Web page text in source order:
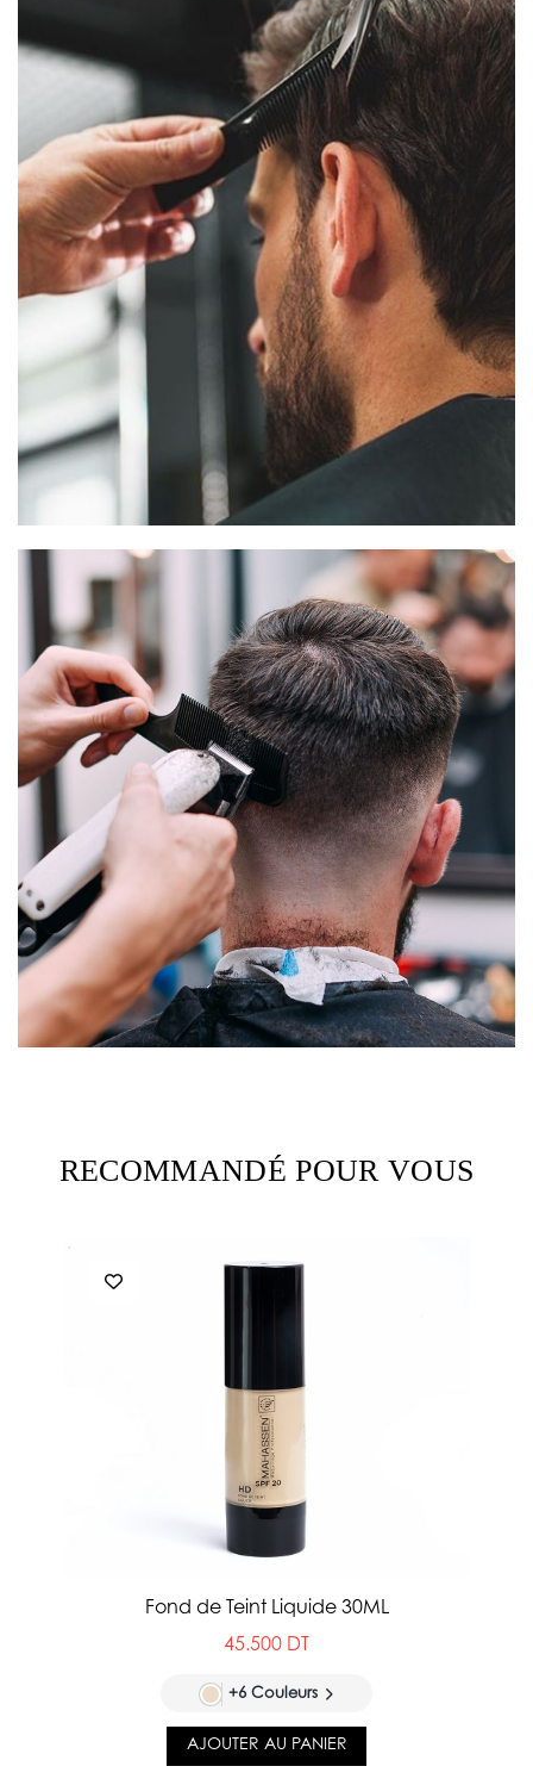
RECOMMANDÉ POUR VOUS
Fond de Teint Liquide 30ML
45.500 DT
+6 Couleurs
AJOUTER AU PANIER